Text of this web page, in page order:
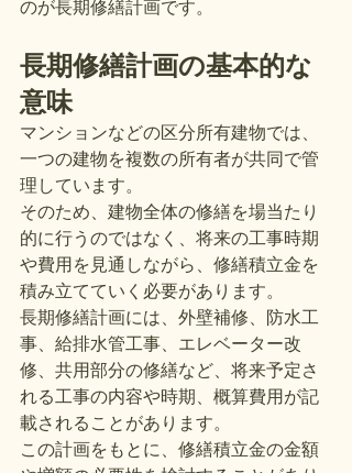
のが長期修繕計画です。
長期修繕計画の基本的な
意味
マンションなどの区分所有建物では、
一つの建物を複数の所有者が共同で管
理しています。
そのため、建物全体の修繕を場当たり
的に行うのではなく、将来の工事時期
や費用を見通しながら、修繕積立金を
積み立てていく必要があります。
長期修繕計画には、外壁補修、防水工
事、給排水管工事、エレベーター改
修、共用部分の修繕など、将来予定さ
れる工事の内容や時期、概算費用が記
載されることがあります。
この計画をもとに、修繕積立金の金額